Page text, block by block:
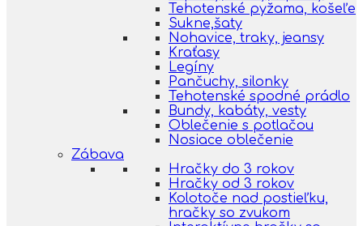
Tehotenské pyžama, košeľe
Sukne,šaty
Nohavice, traky, jeansy
Kraťasy
Legíny
Pančuchy, silonky
Tehotenské spodné prádlo
Bundy, kabáty, vesty
Oblečenie s potlačou
Nosiace oblečenie
Zábava
Hračky do 3 rokov
Hračky od 3 rokov
Kolotoče nad postieľku,
hračky so zvukom